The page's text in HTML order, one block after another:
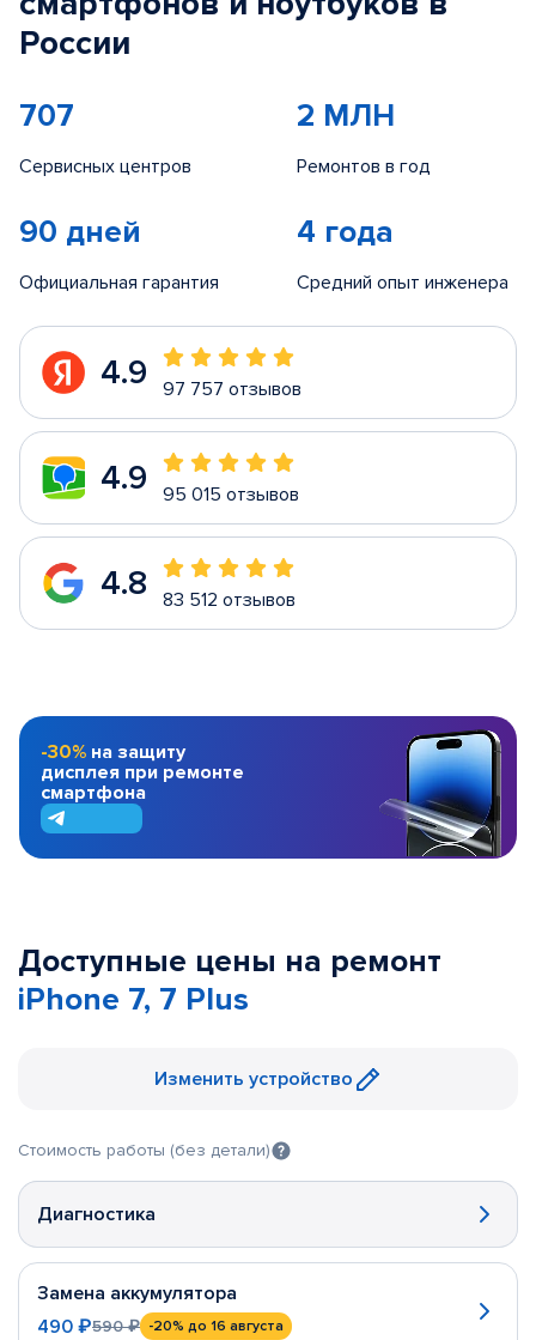
России
707
Сервисных центров
2 МЛН
Ремонтов в год
90 дней
Официальная гарантия
4 года
Средний опыт инженера
4.9 97 757 отзывов
4.9 95 015 отзывов
4.8 83 512 отзывов
-30% на защиту
дисплея при ремонте
смартфона
Доступные цены на ремонт
iPhone 7, 7 Plus
Изменить устройство
Стоимость работы (без детали)
Диагностика
Замена аккумулятора
490 ₽590 ₽ -20% до 16 августа